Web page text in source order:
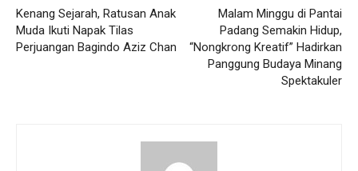
Kenang Sejarah, Ratusan Anak
Muda Ikuti Napak Tilas
Perjuangan Bagindo Aziz Chan
Malam Minggu di Pantai
Padang Semakin Hidup,
“Nongkrong Kreatif” Hadirkan
Panggung Budaya Minang
Spektakuler